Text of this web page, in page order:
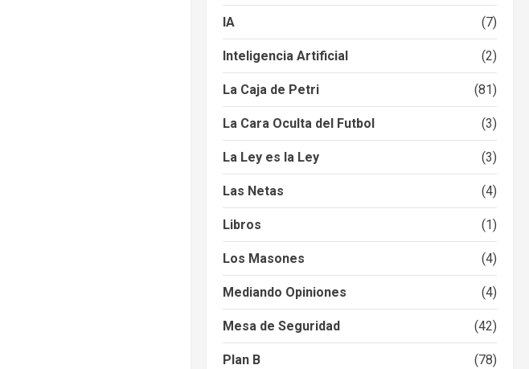
IA (7)
Inteligencia Artificial (2)
La Caja de Petri (81)
La Cara Oculta del Futbol (3)
La Ley es la Ley (3)
Las Netas (4)
Libros (1)
Los Masones (4)
Mediando Opiniones (4)
Mesa de Seguridad (42)
Plan B (78)